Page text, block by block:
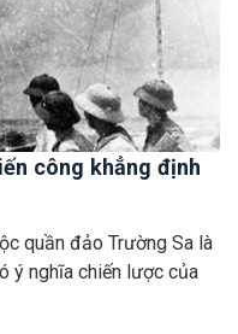
công khẳng định
quần đảo Trường Sa là
ý nghĩa chiến lược của